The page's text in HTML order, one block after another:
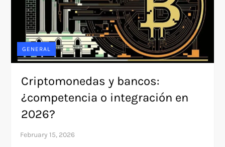
GENERAL
Criptomonedas y bancos:
¿competencia o integración en
2026?